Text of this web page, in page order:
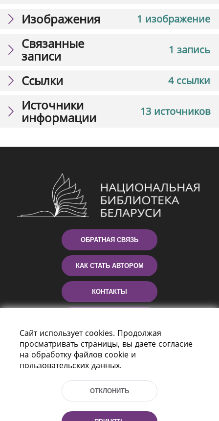
1 изображение
Изображения
1 запись
Связанные
записи
4 ссылки
Ссылки
13 источников
Источники
информации
ОБРАТНАЯ СВЯЗЬ
КАК СТАТЬ АВТОРОМ
КОНТАКТЫ
Пр-т Независимости 116
Сайт использует cookies. Продолжая
просматривать страницы, вы даете согласие
на обработку файлов cookie и
пользовательских данных.
ОТКЛОНИТЬ